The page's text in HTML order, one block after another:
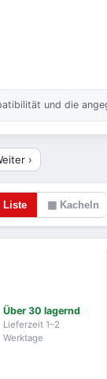
und die
›
▦ Kacheln
Über 30 lagernd
Lieferzeit 1–2
Werktage